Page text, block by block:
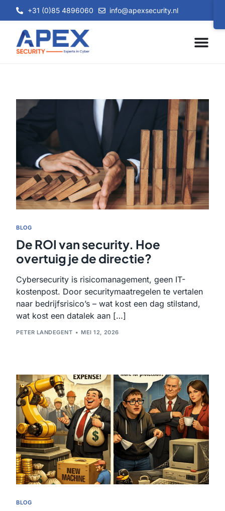
+31 (0)85 4896060 info@apexsecurity.nl
BLOG
De ROI van security. Hoe
overtuig je de directie?
Cybersecurity is risicomanagement, geen IT-
kostenpost. Door securitymaatregelen te vertalen
naar bedrijfsrisico’s – wat kost een dag stilstand,
wat kost een datalek aan […]
PETER LANDEGENT MEI 12, 2026
BLOG